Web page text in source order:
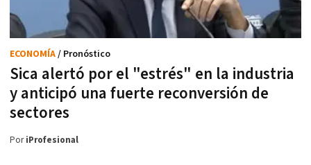
Sica alertó por el "estrés" en la industria
y anticipó una fuerte reconversión de
sectores
ECONOMÍA/ Pronóstico
PoriProfesional